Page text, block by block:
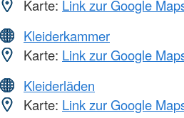
Karte: Link zur Google
Kleiderkammer
Karte: Link zur Google
Kleiderläden
Karte: Link zur Google